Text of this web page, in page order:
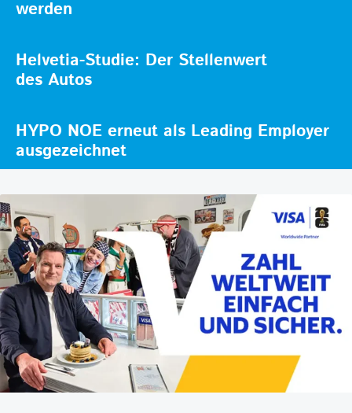
werden
Helvetia-Studie: Der Stellenwert
des Autos
HYPO NOE erneut als Leading Employer
ausgezeichnet